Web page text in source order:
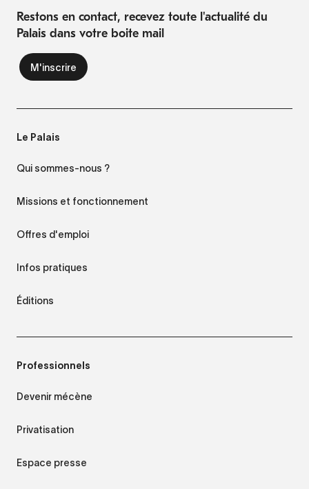
Restons en contact, recevez toute l'actualité du
Palais dans votre boite mail
Le Palais
Qui sommes-nous ?
Missions et fonctionnement
Offres d'emploi
Infos pratiques
Éditions
Professionnels
Devenir mécène
Privatisation
Espace presse